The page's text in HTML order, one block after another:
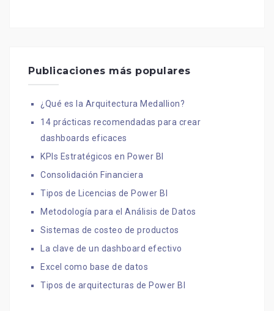
Publicaciones más populares
¿Qué es la Arquitectura Medallion?
14 prácticas recomendadas para crear
dashboards eficaces
KPIs Estratégicos en Power BI
Consolidación Financiera
Tipos de Licencias de Power BI
Metodología para el Análisis de Datos
Sistemas de costeo de productos
La clave de un dashboard efectivo
Excel como base de datos
Tipos de arquitecturas de Power BI